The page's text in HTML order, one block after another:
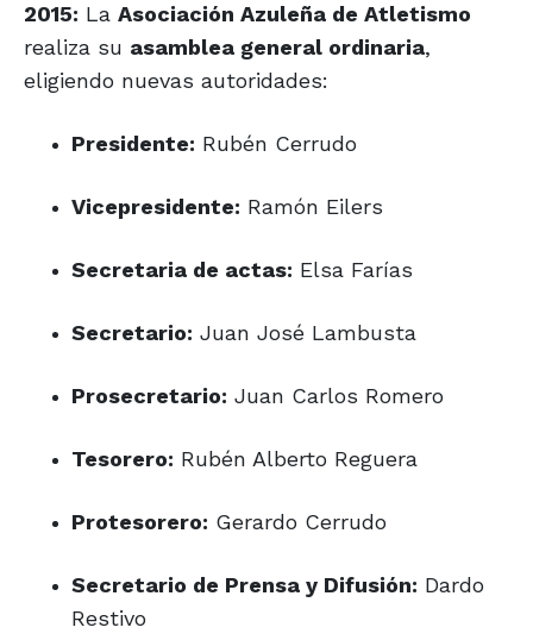
2015: La Asociación Azuleña de Atletismo
realiza su asamblea general ordinaria,
eligiendo nuevas autoridades:
Presidente: Rubén Cerrudo
Vicepresidente: Ramón Eilers
Secretaria de actas: Elsa Farías
Secretario: Juan José Lambusta
Prosecretario: Juan Carlos Romero
Tesorero: Rubén Alberto Reguera
Protesorero: Gerardo Cerrudo
Secretario de Prensa y Difusión: Dardo
Restivo